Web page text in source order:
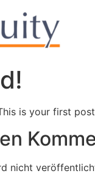
is your first
nicht